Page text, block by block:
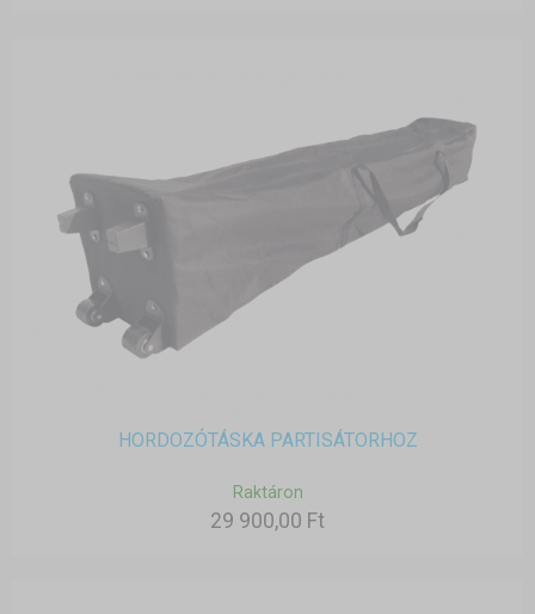
HORDOZÓTÁSKA PARTISÁTORHOZ
Raktáron
29 900,00 Ft